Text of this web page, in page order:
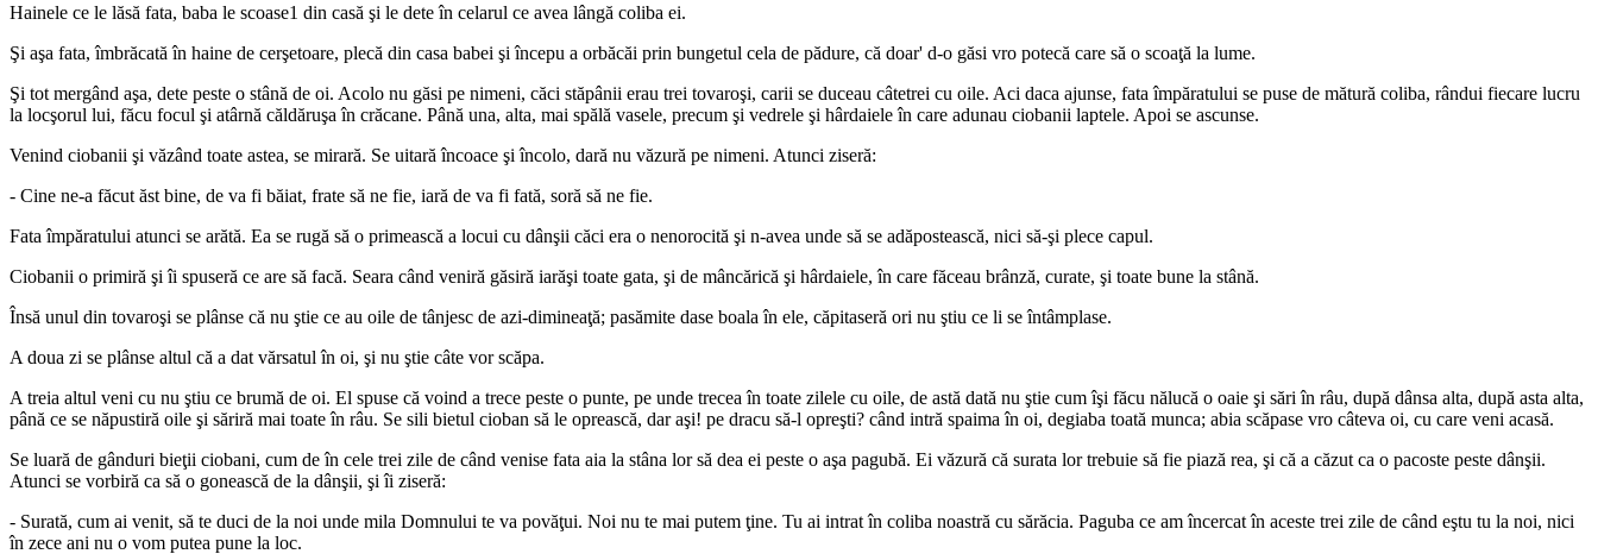
Hainele ce le lăsă fata, baba le scoase1 din casă şi le dete în celarul ce avea lângă coliba ei.
Şi aşa fata, îmbrăcată în haine de cerşetoare, plecă din casa babei şi începu a orbăcăi prin bungetul cela de pădure, că doar' d-o găsi vro potecă care să o scoaţă la lume.
Şi tot mergând aşa, dete peste o stână de oi. Acolo nu găsi pe nimeni, căci stăpânii erau trei tovaroşi, carii se duceau câtetrei cu oile. Aci daca ajunse, fata împăratului se puse de mătură coliba, rândui fiecare lucru
la locşorul lui, făcu focul şi atârnă căldăruşa în crăcane. Până una, alta, mai spălă vasele, precum şi vedrele şi hârdaiele în care adunau ciobanii laptele. Apoi se ascunse.
Venind ciobanii şi văzând toate astea, se mirară. Se uitară încoace şi încolo, dară nu văzură pe nimeni. Atunci ziseră:
- Cine ne-a făcut ăst bine, de va fi băiat, frate să ne fie, iară de va fi fată, soră să ne fie.
Fata împăratului atunci se arătă. Ea se rugă să o primească a locui cu dânşii căci era o nenorocită şi n-avea unde să se adăpostească, nici să-şi plece capul.
Ciobanii o primiră şi îi spuseră ce are să facă. Seara când veniră găsiră iarăşi toate gata, şi de mâncărică şi hârdaiele, în care făceau brânză, curate, şi toate bune la stână.
Însă unul din tovaroşi se plânse că nu ştie ce au oile de tânjesc de azi-dimineaţă; pasămite dase boala în ele, căpitaseră ori nu ştiu ce li se întâmplase.
A doua zi se plânse altul că a dat vărsatul în oi, şi nu ştie câte vor scăpa.
A treia altul veni cu nu ştiu ce brumă de oi. El spuse că voind a trece peste o punte, pe unde trecea în toate zilele cu oile, de astă dată nu ştie cum îşi făcu nălucă o oaie şi sări în râu, după dânsa alta, după asta alta,
până ce se năpustiră oile şi săriră mai toate în râu. Se sili bietul cioban să le oprească, dar aşi! pe dracu să-l opreşti? când intră spaima în oi, degiaba toată munca; abia scăpase vro câteva oi, cu care veni acasă.
Se luară de gânduri bieţii ciobani, cum de în cele trei zile de când venise fata aia la stâna lor să dea ei peste o aşa pagubă. Ei văzură că surata lor trebuie să fie piază rea, şi că a căzut ca o pacoste peste dânşii.
Atunci se vorbiră ca să o gonească de la dânşii, şi îi ziseră:
- Surată, cum ai venit, să te duci de la noi unde mila Domnului te va povăţui. Noi nu te mai putem ţine. Tu ai intrat în coliba noastră cu sărăcia. Paguba ce am încercat în aceste trei zile de când eştu tu la noi, nici
în zece ani nu o vom putea pune la loc.